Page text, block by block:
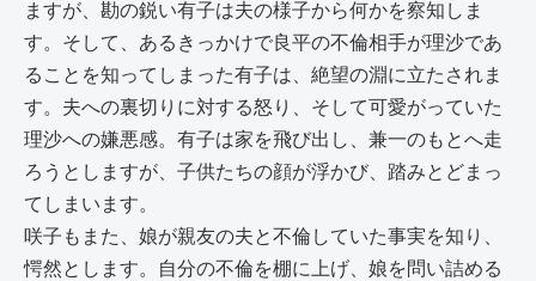
ますが、勘の鋭い有子は夫の様子から何かを察知しま
す。そして、あるきっかけで良平の不倫相手が理沙であ
ることを知ってしまった有子は、絶望の淵に立たされま
す。夫への裏切りに対する怒り、そして可愛がっていた
理沙への嫌悪感。有子は家を飛び出し、兼一のもとへ走
ろうとしますが、子供たちの顔が浮かび、踏みとどまっ
てしまいます。
咲子もまた、娘が親友の夫と不倫していた事実を知り、
愕然とします。自分の不倫を棚に上げ、娘を問い詰める